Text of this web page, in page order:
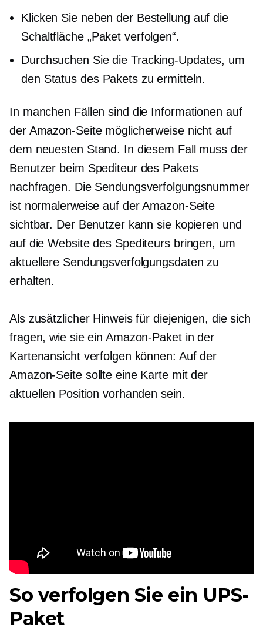
Klicken Sie neben der Bestellung auf die
Schaltfläche „Paket verfolgen“.
Durchsuchen Sie die Tracking-Updates, um
den Status des Pakets zu ermitteln.
In manchen Fällen sind die Informationen auf
der Amazon-Seite möglicherweise nicht auf
dem neuesten Stand. In diesem Fall muss der
Benutzer beim Spediteur des Pakets
nachfragen. Die Sendungsverfolgungsnummer
ist normalerweise auf der Amazon-Seite
sichtbar. Der Benutzer kann sie kopieren und
auf die Website des Spediteurs bringen, um
aktuellere Sendungsverfolgungsdaten zu
erhalten.
Als zusätzlicher Hinweis für diejenigen, die sich
fragen, wie sie ein Amazon-Paket in der
Kartenansicht verfolgen können: Auf der
Amazon-Seite sollte eine Karte mit der
aktuellen Position vorhanden sein.
So verfolgen Sie ein UPS-
Paket